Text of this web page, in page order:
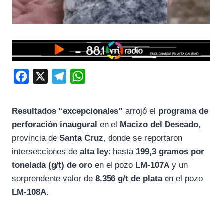
b
o
o
k
g
r
a
m
s
A
p
p
Resultados “excepcionales” arrojó el programa de
perforación inaugural en el Macizo del Deseado,
provincia de Santa Cruz, donde se reportaron
intersecciones de alta ley: hasta 199,3 gramos por
tonelada (g/t) de oro en el pozo LM-107A y un
sorprendente valor de 8.356 g/t de plataen el pozo
LM-108A.